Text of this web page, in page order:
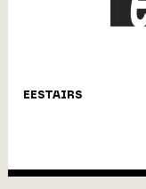
EESTAIRS